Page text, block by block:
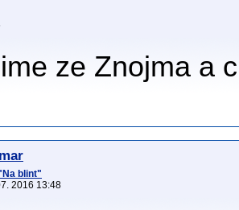
ze Znojma a
blint"
2016 13:48